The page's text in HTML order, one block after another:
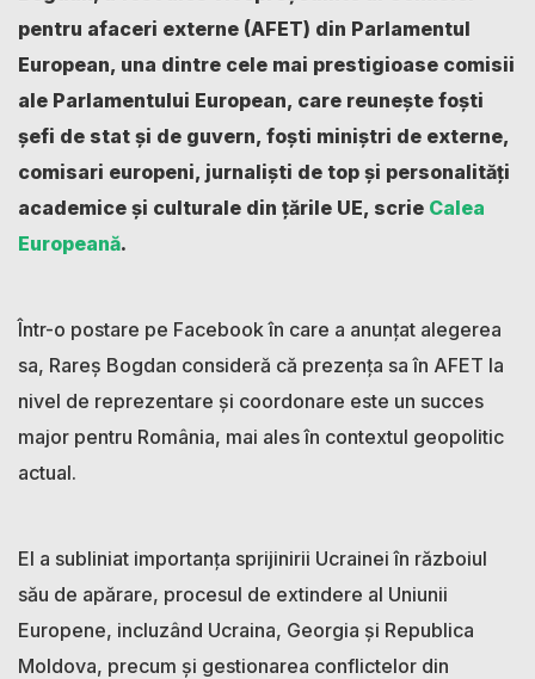
pentru afaceri externe (AFET) din Parlamentul
European, una dintre cele mai prestigioase comisii
ale Parlamentului European, care reunește foști
șefi de stat și de guvern, foști miniștri de externe,
comisari europeni, jurnaliști de top și personalități
academice și culturale din țările UE, scrie Calea
Europeană.
Într-o postare pe Facebook în care a anunțat alegerea
sa, Rareș Bogdan consideră că prezența sa în AFET la
nivel de reprezentare și coordonare este un succes
major pentru România, mai ales în contextul geopolitic
actual.
El a subliniat importanța sprijinirii Ucrainei în războiul
său de apărare, procesul de extindere al Uniunii
Europene, incluzând Ucraina, Georgia și Republica
Moldova, precum și gestionarea conflictelor din